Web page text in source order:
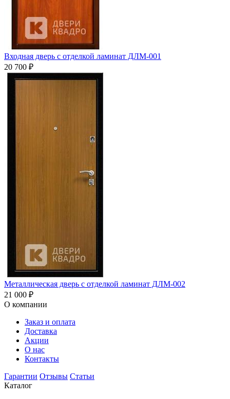
Входная дверь с отделкой ламинат ДЛМ-001
20 700 ₽
Металлическая дверь с отделкой ламинат ДЛМ-002
21 000 ₽
О компании
Заказ и оплата
Доставка
Акции
О нас
Контакты
Гарантии Отзывы Статьи
Каталог